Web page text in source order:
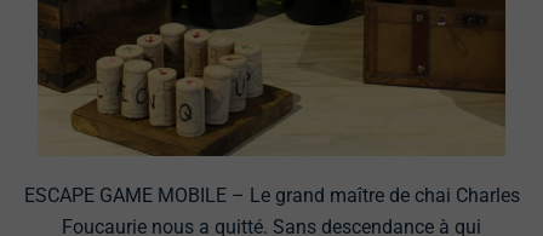
ESCAPE GAME MOBILE – Le grand maître de chai Charles
Foucaurie nous a quitté. Sans descendance à qui